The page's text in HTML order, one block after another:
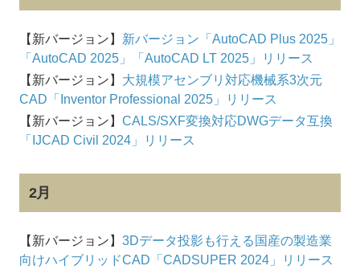
【新バージョン】 新バージョン「AutoCAD Plus 2025」
「AutoCAD 2025」「AutoCAD LT 2025」リリース
【新バージョン】 大規模アセンブリ対応機械系3次元
CAD「Inventor Professional 2025」リリース
【新バージョン】 CALS/SXF変換対応DWGデータ互換
「IJCAD Civil 2024」リリース
2月
【新バージョン】 3Dデータ投影も行える国産の製造業
向けハイブリッドCAD「CADSUPER 2024」リリース